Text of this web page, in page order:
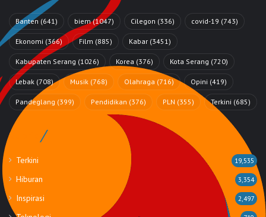
Banten (641) biem(1047) Cilegon (336) covid-19 (743)
Ekonomi (366) Film (885) Kabar (3451)
Kabupaten Serang (1026) Korea (376) Kota Serang (720)
Lebak (708) Musik (768) Olahraga (716) Opini (419)
Pandeglang (399) Pendidikan (376) PLN (355) Terkini (685)
Rubrik
Terkini 19,535
Hiburan 3,354
Inspirasi 2,497